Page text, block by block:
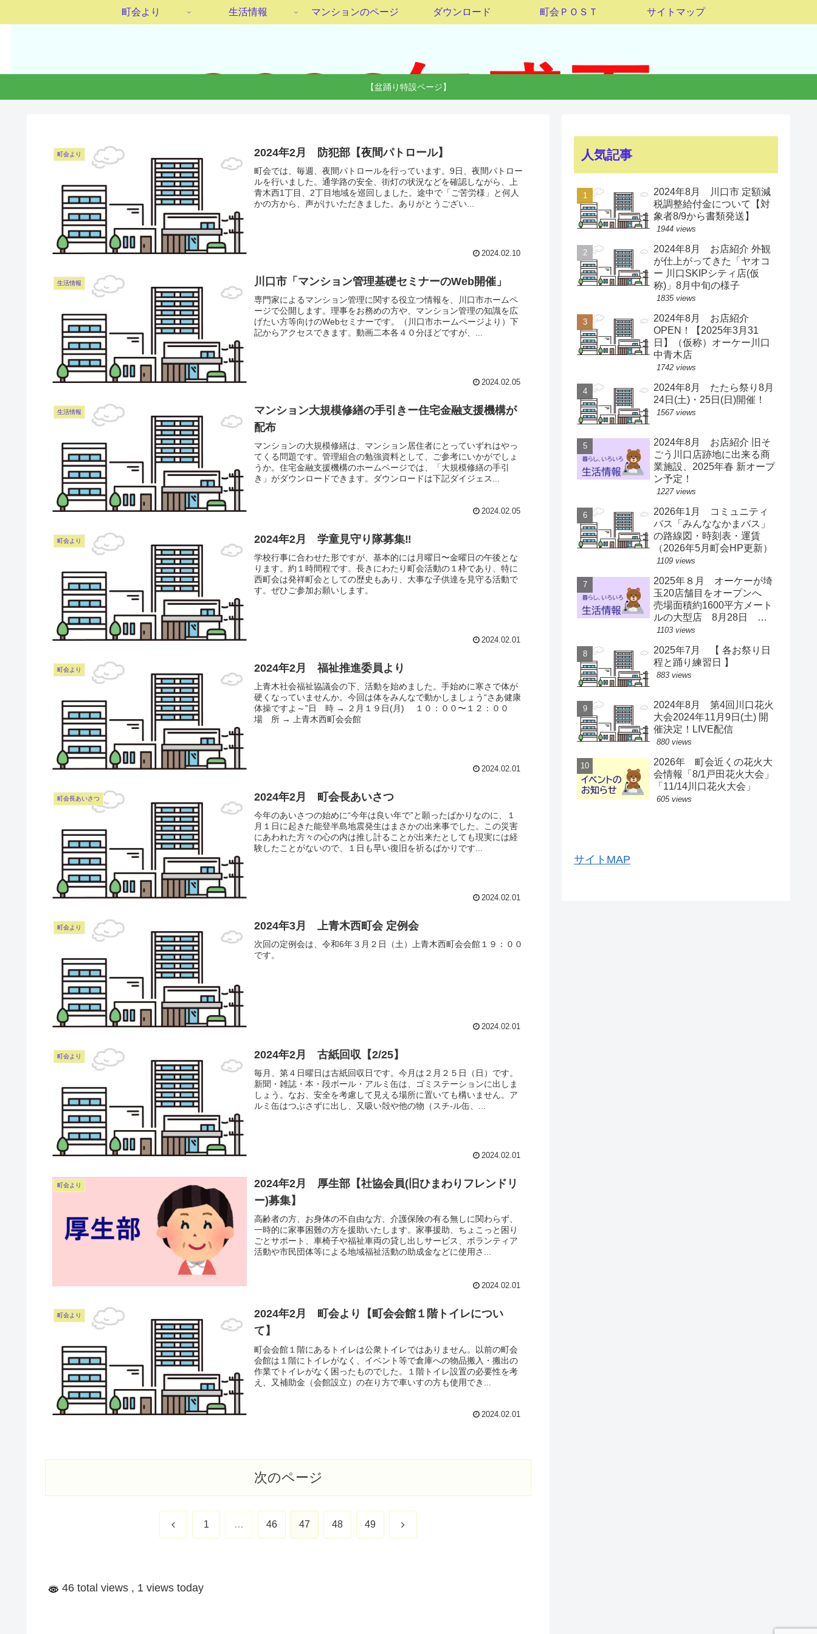
町会より 生活情報 マンションのページ ダウンロード 町会ＰＯＳＴ サイトマップ
【盆踊り特設ページ】
町会より 2024年2月 防犯部【夜間パトロール】
町会では、毎週、夜間パトロールを行っています。9日、夜間パトロー
ルを行いました。通学路の安全、街灯の状況などを確認しながら、上
青木西1丁目、2丁目地域を巡回しました。途中で「ご苦労様」と何人
かの方から、声がけいただきました。ありがとうござい...
2024.02.10
生活情報 川口市「マンション管理基礎セミナーのWeb開催」
専門家によるマンション管理に関する役立つ情報を、川口市ホームペ
ージで公開します。理事をお務めの方や、マンション管理の知識を広
げたい方等向けのWebセミナーです。（川口市ホームページより）下
記からアクセスできます。動画二本各４０分ほどですが、...
2024.02.05
生活情報
マンション大規模修繕の手引きー住宅金融支援機構が
配布
マンションの大規模修繕は、マンション居住者にとっていずれはやっ
てくる問題です。管理組合の勉強資料として、ご参考にいかがでしょ
うか。住宅金融支援機構のホームページでは、「大規模修繕の手引
き」がダウンロードできます。ダウンロードは下記ダイジェス...
2024.02.05
町会より 2024年2月 学童見守り隊募集‼︎
学校行事に合わせた形ですが、基本的には月曜日〜金曜日の午後とな
ります。約１時間程です。長きにわたり町会活動の１枠であり、特に
西町会は発祥町会としての歴史もあり、大事な子供達を見守る活動で
す。ぜひご参加お願いします。
2024.02.01
町会より 2024年2月 福祉推進委員より
上青木社会福祉協議会の下、活動を始めました。手始めに寒さで体が
硬くなっていませんか。今回は体をみんなで動かしましょう“さあ健康
体操ですよ～”日 時 → ２月１９日(月) １０：００〜１２：００
場 所 → 上青木西町会会館
2024.02.01
町会長あいさつ 2024年2月 町会長あいさつ
今年のあいさつの始めに“今年は良い年で”と願ったばかりなのに、１
月１日に起きた能登半島地震発生はまさかの出来事でした。この災害
にあわれた方々の心の内は推し計ることが出来たとしても現実には経
験したことがないので、１日も早い復旧を祈るばかりです...
2024.02.01
町会より 2024年3月 上青木西町会 定例会
次回の定例会は、令和6年３月２日（土）上青木西町会会館１９：００
です。
2024.02.01
町会より 2024年2月 古紙回収【2/25】
毎月、第４日曜日は古紙回収日です。今月は２月２５日（日）です。
新聞・雑誌・本・段ボール・アルミ缶は、ゴミステーションに出しま
しょう。なお、安全を考慮して見える場所に置いても構いません。ア
ルミ缶はつぶさずに出し、又吸い殻や他の物（スチ-ル缶、...
2024.02.01
町会より
2024年2月 厚生部【社協会員(旧ひまわりフレンドリ
ー)募集】
高齢者の方、お身体の不自由な方、介護保険の有る無しに関わらず、
一時的に家事困難の方を援助いたします。家事援助、ちょこっと困り
ごとサポート、車椅子や福祉車両の貸し出しサービス、ボランティア
活動や市民団体等による地域福祉活動の助成金などに使用さ...
2024.02.01
町会より
2024年2月 町会より【町会会館１階トイレについ
て】
町会会館１階にあるトイレは公衆トイレではありません。以前の町会
会館は１階にトイレがなく、イベント等で倉庫への物品搬入・搬出の
作業でトイレがなく困ったものでした。１階トイレ設置の必要性を考
え、又補助金（会館設立）の在り方で車いすの方も使用でき...
2024.02.01
次のページ
前 1 … 46 47 48 49 次
46 total views , 1 views today
人気記事
2024年8月 川口市 定額減
税調整給付金について【対
象者8/9から書類発送】
1944 views
2024年8月 お店紹介 外観
が仕上がってきた「ヤオコ
ー 川口SKIPシティ店(仮
称)」8月中旬の様子
1835 views
2024年8月 お店紹介
OPEN！【2025年3月31
日】（仮称）オーケー川口
中青木店
1742 views
2024年8月 たたら祭り8月
24日(土)・25日(日)開催！
1567 views
2024年8月 お店紹介 旧そ
ごう川口店跡地に出来る商
業施設、2025年春 新オープ
ン予定！
1227 views
2026年1月 コミュニティ
バス「みんななかまバス」
の路線図・時刻表・運賃
（2026年5月町会HP更新）
1109 views
2025年８月 オーケーが埼
玉20店舗目をオープンへ
売場面積約1600平方メート
ルの大型店 8月28日 ス
ーパー激戦区に【出店情
1103 views
2025年7月 【 各お祭り日
程と踊り練習日 】
883 views
2024年8月 第4回川口花火
大会2024年11月9日(土) 開
催決定！LIVE配信
880 views
2026年 町会近くの花火大
会情報「8/1戸田花火大会」
「11/14川口花火大会」
605 views
サイトMAP